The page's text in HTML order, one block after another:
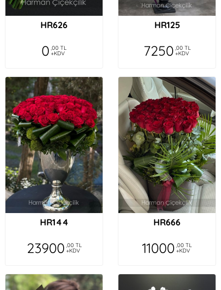
HR626
0 ,00 TL
+KDV
HR125
7250 ,00 TL
+KDV
HR144
23900 ,00 TL
+KDV
HR666
11000 ,00 TL
+KDV